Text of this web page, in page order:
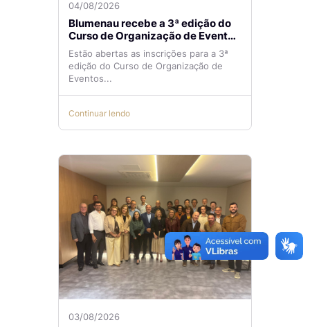
04/08/2026
Blumenau recebe a 3ª edição do
Curso de Organização de Eventos
Lilian Ribeiro
Estão abertas as inscrições para a 3ª
edição do Curso de Organização de
Eventos...
Continuar lendo
03/08/2026